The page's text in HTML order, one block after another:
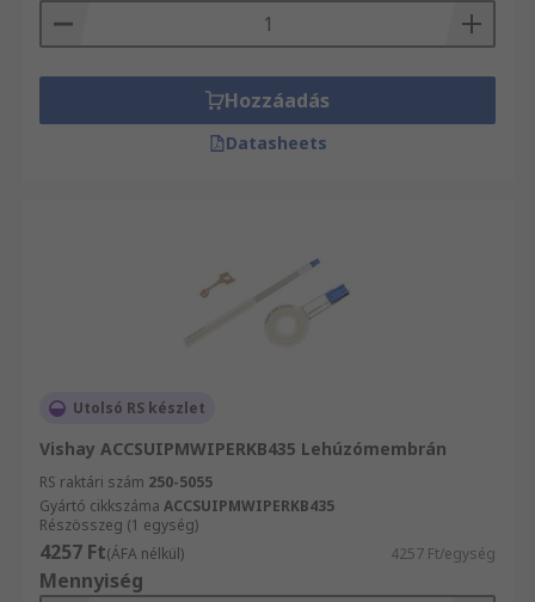
Hozzáadás
Datasheets
Utolsó RS készlet
Vishay ACCSUIPMWIPERKB435 Lehúzómembrán
RS raktári szám 250-5055
Gyártó cikkszáma ACCSUIPMWIPERKB435
Részösszeg (1 egység)
4257 Ft(ÁFA nélkül) 4257 Ft/egység
Mennyiség